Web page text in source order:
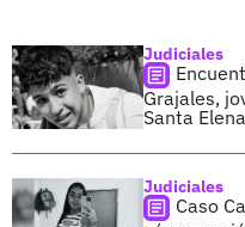
Judiciales
Grajales,
Santa Elena
Judiciales
Caso